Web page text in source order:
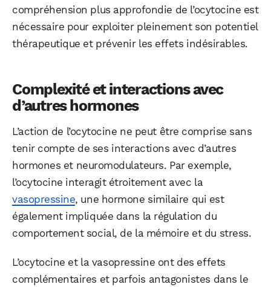
compréhension plus approfondie de l’ocytocine est
nécessaire pour exploiter pleinement son potentiel
thérapeutique et prévenir les effets indésirables.
Complexité et interactions avec
d’autres hormones
L’action de l’ocytocine ne peut être comprise sans
tenir compte de ses interactions avec d’autres
hormones et neuromodulateurs. Par exemple,
l’ocytocine interagit étroitement avec la
vasopressine, une hormone similaire qui est
également impliquée dans la régulation du
comportement social, de la mémoire et du stress.
L’ocytocine et la vasopressine ont des effets
complémentaires et parfois antagonistes dans le